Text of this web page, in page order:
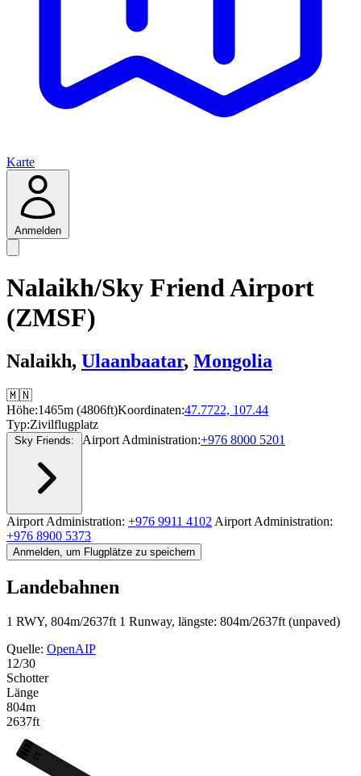
Karte
Anmelden
Nalaikh/Sky Friend Airport
(ZMSF)
Nalaikh, Ulaanbaatar, Mongolia
🇲🇳
Höhe:1465m (4806ft)Koordinaten:47.7722, 107.44
Typ:Zivilflugplatz
Sky Friends: Airport Administration:+976 8000 5201
Airport Administration: +976 9911 4102 Airport Administration:
+976 8900 5373
Anmelden, um Flugplätze zu speichern
Landebahnen
1 RWY, 804m/2637ft 1 Runway, längste: 804m/2637ft (unpaved)
Quelle: OpenAIP
12/30
Schotter
Länge
804m
2637ft
12